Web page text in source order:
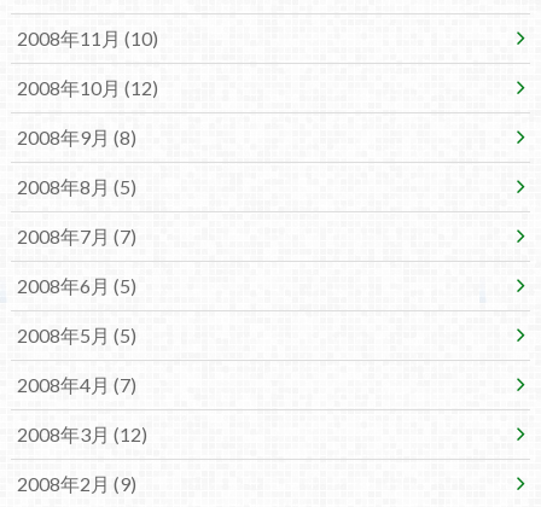
2008年11月 (10)
2008年10月 (12)
2008年9月 (8)
2008年8月 (5)
2008年7月 (7)
2008年6月 (5)
2008年5月 (5)
2008年4月 (7)
2008年3月 (12)
2008年2月 (9)